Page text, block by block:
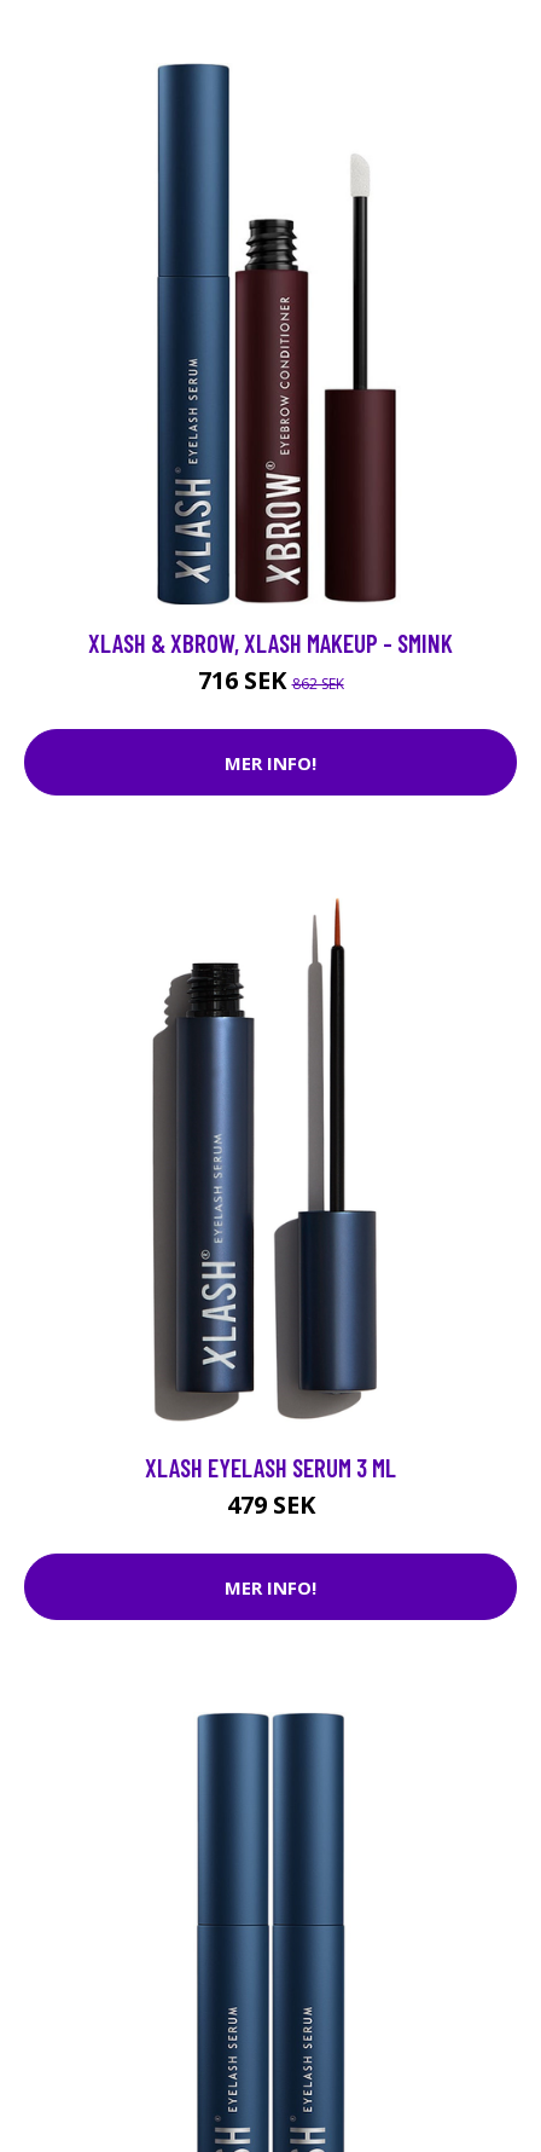
XLASH & XBROW, XLASH MAKEUP - SMINK
716 SEK862 SEK
MER INFO!
XLASH EYELASH SERUM 3 ML
479 SEK
MER INFO!